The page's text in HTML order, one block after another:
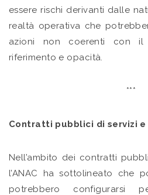
essere rischi derivanti dalle
realtà operativa che
azioni non coerenti con il
riferimento e opacità.
***
Contratti pubblici di servizi
Nell’ambito dei contratti
l’ANAC ha sottolineato che
potrebbero